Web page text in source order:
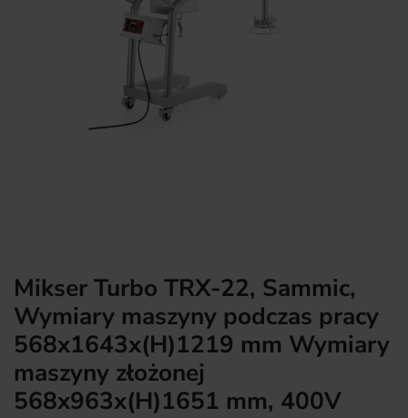
Mikser Turbo TRX-22, Sammic,
Wymiary maszyny podczas pracy
568x1643x(H)1219 mm Wymiary
maszyny złożonej
568x963x(H)1651 mm, 400V